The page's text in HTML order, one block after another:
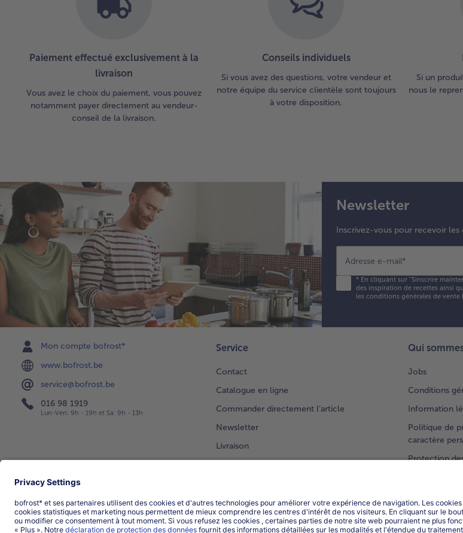
Paiement effectué exclusivement à la
livraison
Vous avez le choix du paiement, vous pouvez
notamment payer directement au vendeur-
conseil de la livraison.
Conseils individuels
Si vous avez des questions, votre vendeur et
notre équipe du service clientèle sont toujours
à votre disposition.
Si un
nous le
Newsletter
Inscrivez-vous pour recevoir
Adresse e-mail*
*En cliquant sur "Sinscrire
des inspiration de recettes ainsi
les conditions générales de vente
Mon compte bofrost*
www.bofrost.be
service@bofrost.be
016 98 1919
Lun-Ven: 9h - 19h et Sa: 9h - 13h
Service
Contact
Catalogue en ligne
Commander directement l’article
Newsletter
Livraison
Qui
Jobs
Conditions
Information
Politique de
caractère
Protection
Compliance
Accessibilité